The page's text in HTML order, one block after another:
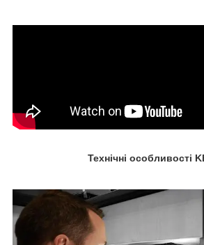
Технічні особливості